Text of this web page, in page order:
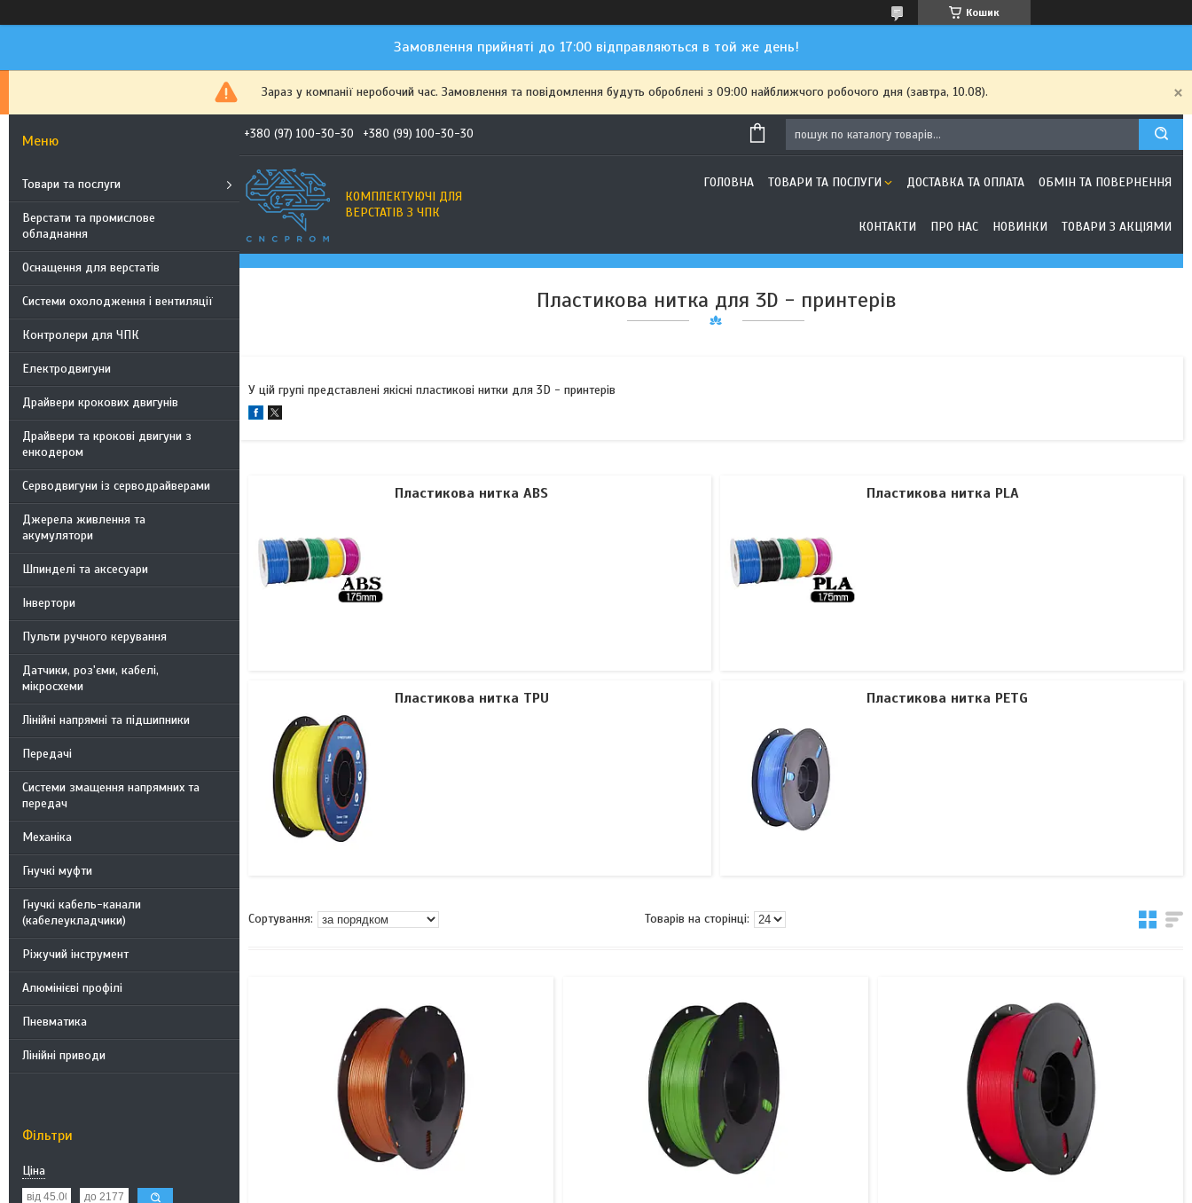
Кошик
Замовлення прийняті до 17:00 відправляються в той же день!
Зараз у компанії неробочий час. Замовлення та повідомлення будуть оброблені з 09:00 найближчого робочого дня (завтра, 10.08).
Товари та послуги
Верстати та промислове
обладнання
Оснащення для верстатів
Системи охолодження і вентиляції
Контролери для ЧПК
Електродвигуни
Драйвери крокових двигунів
Драйвери та крокові двигуни з
енкодером
Серводвигуни із серводрайверами
Джерела живлення та
акумулятори
Шпинделі та аксесуари
Інвертори
Пульти ручного керування
Датчики, роз'єми, кабелі,
мікросхеми
Лінійні напрямні та підшипники
Передачі
Системи змащення напрямних та
передач
Механіка
Гнучкі муфти
Гнучкі кабель-канали
(кабелеукладчики)
Ріжучий інструмент
Алюмінієві профілі
Пневматика
Лінійні приводи
Фільтри
Ціна
+380 (97) 100-30-30 +380 (99) 100-30-30
КОМПЛЕКТУЮЧІ ДЛЯ
ВЕРСТАТІВ З ЧПК
ГОЛОВНА ТОВАРИ ТА ПОСЛУГИ ДОСТАВКА ТА ОПЛАТА ОБМІН ТА ПОВЕРНЕННЯ
КОНТАКТИ ПРО НАС НОВИНКИ ТОВАРИ З АКЦІЯМИ
Пластикова нитка для 3D - принтерів
У цій групі представлені якісні пластикові нитки для 3D - принтерів
Пластикова нитка ABS Пластикова нитка PLA
Пластикова нитка TPU Пластикова нитка PETG